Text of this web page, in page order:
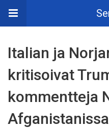
Italian ja
kritisoivat
kommentteja